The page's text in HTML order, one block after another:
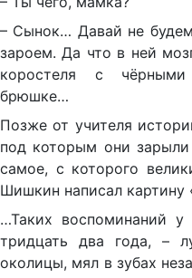
– Сынок… Давай не
зароем. Да что в ней
коростеля с
брюшке…
Позже от учителя
под которым они
самое, с которого
Шишкин написал
…Таких воспоминаний
тридцать два года, –
околицы, мял в зубах